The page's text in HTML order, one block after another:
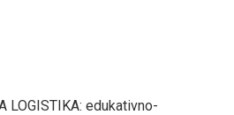
LOGISTIKA: edukativno-